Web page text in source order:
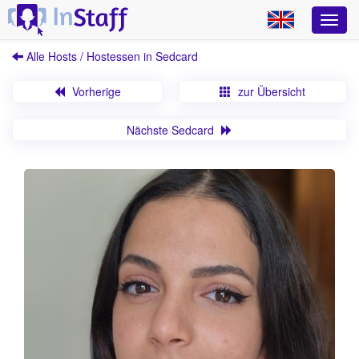
Alle Hosts / Hostessen in Sedcard
Vorherige zur Übersicht
Nächste Sedcard